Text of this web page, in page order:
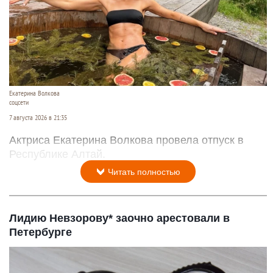
Екатерина Волкова
соцсети
7 августа 2026 в 21:35
Актриса Екатерина Волкова провела отпуск в
Республике Алтай.
Читать полностью
Лидию Невзорову* заочно арестовали в
Петербурге